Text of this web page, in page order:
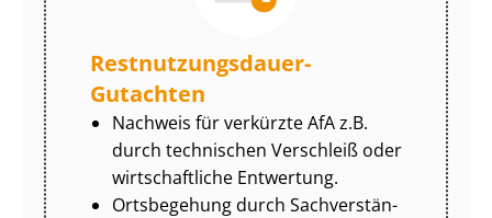
Rest­nut­zungs­dau­er-
Gutachten
Nachweis für verkürzte AfA z.B.
durch technischen Verschleiß oder
wirtschaftliche Entwertung.
Ortsbegehung durch Sach­ver­stän­